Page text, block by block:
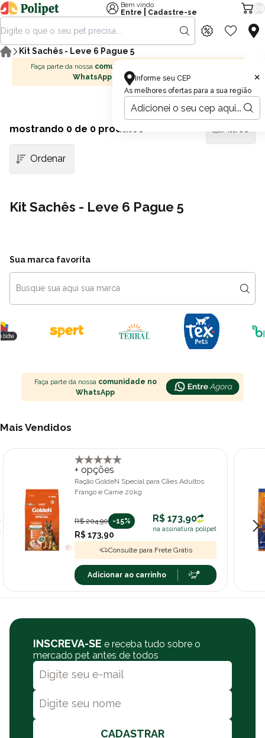
Informe seu CEP
As melhores ofertas para a sua região
×
Bem vindo
Entre
Cadastre-se
Kit Sachês - Leve 6 Pague 5
Faça parte da nossa comunidade no
WhatsApp
Kit Sachês - Leve 6 Pague 5
mostrando 0 de 0 produtos Filtros
Sua marca favorita
Faça parte da nossa comunidade no
WhatsApp
Mais Vendidos
+ opções
Ração GoldeN Special para Cães Adultos
Frango e Carne 20kg
R$ 204,90 -15%
R$ 173,90
R$ 173,90
na assinatura polipet
Consulte para Frete Grátis
Adicionar ao carrinho
INSCREVA-SE e receba tudo sobre o
mercado pet antes de todos
CADASTRAR